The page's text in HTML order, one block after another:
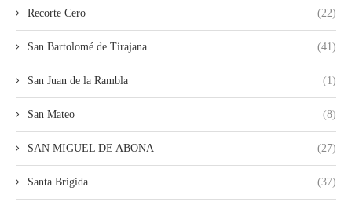
Recorte Cero (22)
San Bartolomé de Tirajana (41)
San Juan de la Rambla (1)
San Mateo (8)
SAN MIGUEL DE ABONA (27)
Santa Brígida (37)